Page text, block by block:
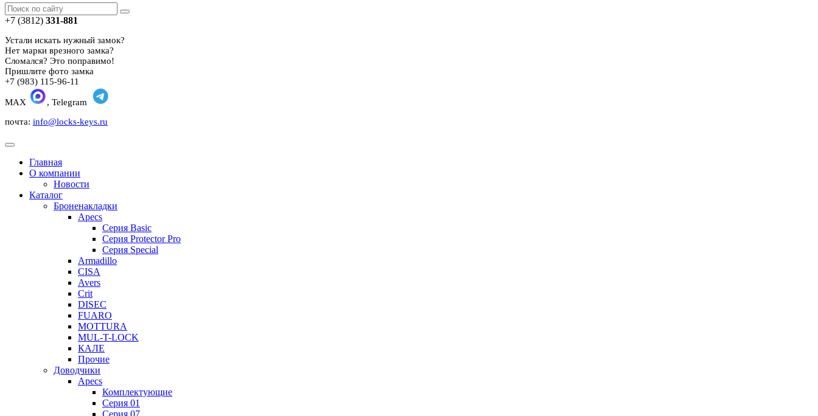
+7 (3812) 331-881
Устали искать нужный замок?
Нет марки врезного замка?
Сломался? Это поправимо!
Пришлите фото замка
+7 (983) 115-96-11
MAX
, Telegram
почта: info@locks-keys.ru
Главная
О компании
Новости
Каталог
Броненакладки
Apecs
Серия Basic
Серия Protector Pro
Серия Special
Armadillo
CISA
Avers
Crit
DISEC
FUARO
MOTTURA
MUL-T-LOCK
КАЛЕ
Прочие
Доводчики
Apecs
Комплектующие
Серия 01
Серия 07